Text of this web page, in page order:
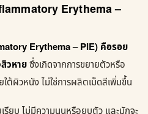
Erythema –
Erythema – PIE) คือรอย
วหายซึ่งเกิดจากการขยายตัวหรือ
ต้ผิวหนัง ไม่ใช่การผลิตเม็ดสีเพิ่มขึ้น
ยบ ไม่มีความนูนหรือยุบตัว และมักจะ